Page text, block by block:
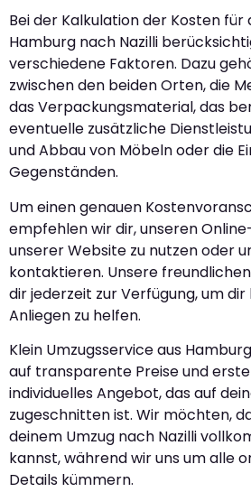
Bei der Kalkulation der Kosten für
Hamburg nach Nazilli
verschiedene Faktoren. Dazu
zwischen den beiden Orten, die
das Verpackungsmaterial, das
eventuelle zusätzliche
und Abbau von Möbeln oder die
Gegenständen.
Um einen genauen
empfehlen wir dir, unseren
unserer Website zu nutzen oder
kontaktieren. Unsere
dir jederzeit zur Verfügung, um
Anliegen zu helfen.
Klein Umzugsservice aus
auf transparente Preise und
individuelles Angebot, das auf
zugeschnitten ist. Wir möchten,
deinem Umzug nach Nazilli
kannst, während wir uns um alle
Details kümmern.